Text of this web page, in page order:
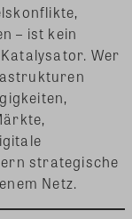
– ist kein
Wer
strategische
Netz.